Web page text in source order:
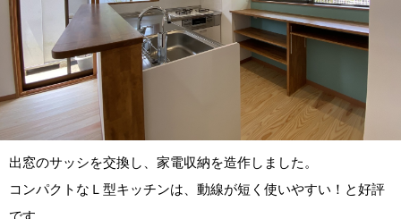
出窓のサッシを交換し、家電収納を造作しました。
コンパクトなＬ型キッチンは、動線が短く使いやすい！と好評
です。